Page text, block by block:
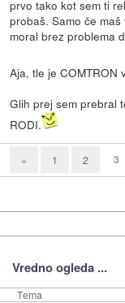
prvo tako kot sem ti
probaš. Samo če
moral brez problema
Aja, tle je COMTRON
Glih prej sem prebral
RODI.
« 1 2 3
Vredno ogleda ...
Tema